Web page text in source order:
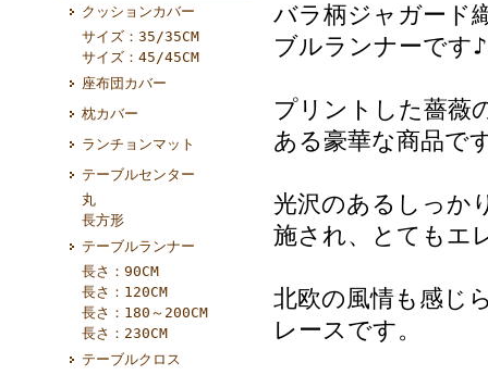
クッションカバー
サイズ：35/35CM
サイズ：45/45CM
座布団カバー
枕カバー
ランチョンマット
テーブルセンター
丸
長方形
テーブルランナー
長さ：90CM
長さ：120CM
長さ：180～200CM
長さ：230CM
テーブルクロス
バラ柄ジャガード
ブルランナーです♪
プリントした薔薇
ある豪華な商品で
光沢のあるしっか
施され、とてもエ
北欧の風情も感じ
レースです。